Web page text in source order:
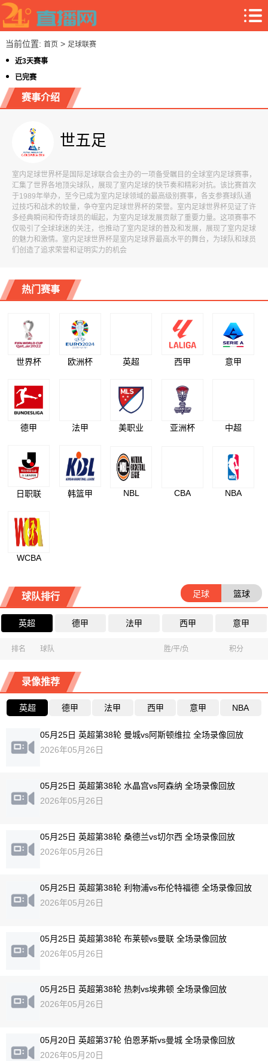
当前位置: 首页> 足球联赛
近3天赛事
已完赛
赛事介绍
世五足
室内足球世界杯是国际足球联合会主办的一项备受瞩目的全球室内足球赛事，
汇集了世界各地顶尖球队，展现了室内足球的快节奏和精彩对抗。该比赛首次
于1989年举办，至今已成为室内足球领域的最高级别赛事，各支参赛球队通
过技巧和战术的较量，争夺室内足球世界杯的荣誉。室内足球世界杯见证了许
多经典瞬间和传奇球员的崛起，为室内足球发展贡献了重要力量。这项赛事不
仅吸引了全球球迷的关注，也推动了室内足球的普及和发展，展现了室内足球
的魅力和激情。室内足球世界杯是室内足球界最高水平的舞台，为球队和球员
们创造了追求荣誉和证明实力的机会
热门赛事
世界杯 欧洲杯 英超 西甲 意甲
德甲 法甲 美职业 亚洲杯 中超
日职联 韩篮甲 NBL CBA NBA
WCBA
球队排行 足球 篮球
英超 德甲 法甲 西甲 意甲
排名 球队 胜/平/负 积分
录像推荐
英超 德甲 法甲 西甲 意甲 NBA
05月25日 英超第38轮 曼城vs阿斯顿维拉 全场录像回放
2026年05月26日
05月25日 英超第38轮 水晶宫vs阿森纳 全场录像回放
2026年05月26日
05月25日 英超第38轮 桑德兰vs切尔西 全场录像回放
2026年05月26日
05月25日 英超第38轮 利物浦vs布伦特福德 全场录像回放
2026年05月26日
05月25日 英超第38轮 布莱顿vs曼联 全场录像回放
2026年05月26日
05月25日 英超第38轮 热刺vs埃弗顿 全场录像回放
2026年05月26日
05月20日 英超第37轮 伯恩茅斯vs曼城 全场录像回放
2026年05月20日